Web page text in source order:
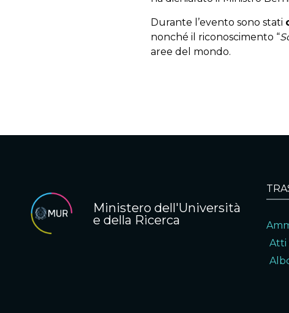
Durante l’evento sono stati
nonché il riconoscimento “
aree del mondo.
Ministero dell'Università
e della Ricerca
Atti